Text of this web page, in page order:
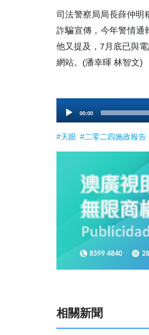
司法警察局局長薛仲明
詐騙宣傳，今年警情通
他又提及，7月底已與
網站。(潘幸暉 林智文)
Player
00:00
#天眼 #二零二四施政報告
相關新聞